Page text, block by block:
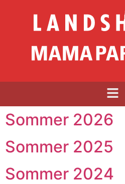
Sommer 2026
Sommer 2025
Sommer 2024